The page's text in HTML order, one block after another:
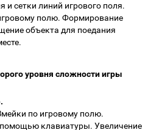
и сетки линий игрового поля.
полю. Формирование
объекта для поедания
уровня сложности игры
по игровому полю.
клавиатуры. Увеличение